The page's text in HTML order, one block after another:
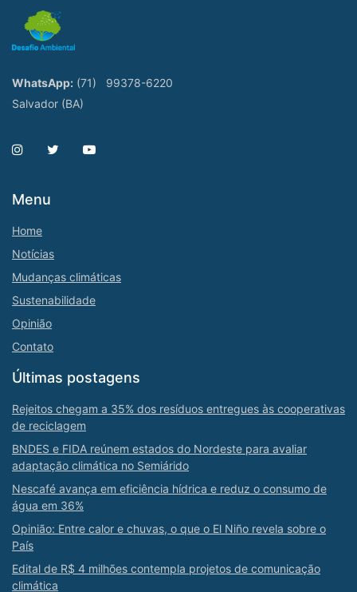
WhatsApp: (71)
99378-6220
Salvador (BA)
Menu
Home
Notícias
Mudanças climáticas
Sustenabilidade
Opinião
Contato
Últimas postagens
Rejeitos chegam a 35% dos resíduos entregues às cooperativas
de reciclagem
BNDES e FIDA reúnem estados do Nordeste para avaliar
adaptação climática no Semiárido
Nescafé avança em eficiência hídrica e reduz o consumo de
água em 36%
Opinião: Entre calor e chuvas, o que o El Niño revela sobre o
País
Edital de R$ 4 milhões contempla projetos de comunicação
climática